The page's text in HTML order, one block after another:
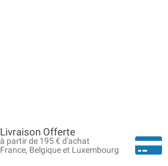
Livraison Offerte
à partir de 195 € d'achat
France, Belgique et Luxembourg